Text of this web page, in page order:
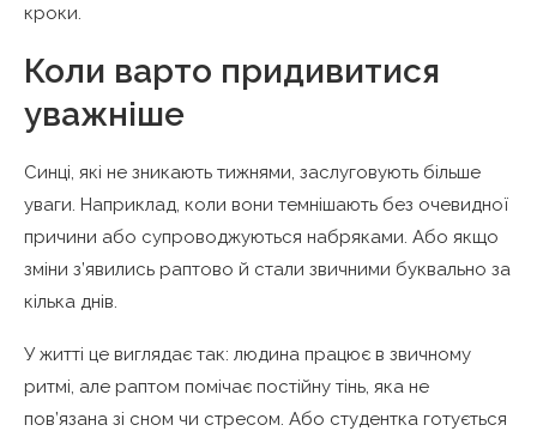
кроки.
Коли варто придивитися
уважніше
Синці, які не зникають тижнями, заслуговують більше
уваги. Наприклад, коли вони темнішають без очевидної
причини або супроводжуються набряками. Або якщо
зміни з’явились раптово й стали звичними буквально за
кілька днів.
У житті це виглядає так: людина працює в звичному
ритмі, але раптом помічає постійну тінь, яка не
пов’язана зі сном чи стресом. Або студентка готується